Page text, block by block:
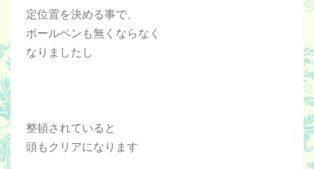
定位置を決める事で、
ボールペンも無くならなく
なりましたし
整頓されていると
頭もクリアになります